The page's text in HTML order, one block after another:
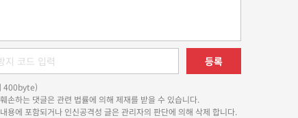
등록
400byte)
손하는 댓글은 관련 법률에 의해 제재를 받을 수 있습니다.
용에 포함되거나 인신공격성 글은 관리자의 판단에 의해 삭제 합니다.